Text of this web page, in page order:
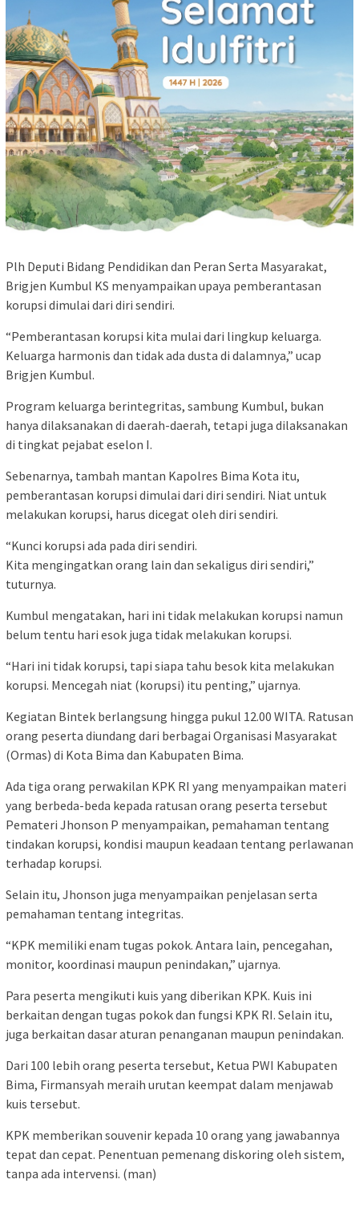
Plh Deputi Bidang Pendidikan dan Peran Serta Masyarakat,
Brigjen Kumbul KS menyampaikan upaya pemberantasan
korupsi dimulai dari diri sendiri.
“Pemberantasan korupsi kita mulai dari lingkup keluarga.
Keluarga harmonis dan tidak ada dusta di dalamnya,” ucap
Brigjen Kumbul.
Program keluarga berintegritas, sambung Kumbul, bukan
hanya dilaksanakan di daerah-daerah, tetapi juga dilaksanakan
di tingkat pejabat eselon I.
Sebenarnya, tambah mantan Kapolres Bima Kota itu,
pemberantasan korupsi dimulai dari diri sendiri. Niat untuk
melakukan korupsi, harus dicegat oleh diri sendiri.
“Kunci korupsi ada pada diri sendiri.
Kita mengingatkan orang lain dan sekaligus diri sendiri,”
tuturnya.
Kumbul mengatakan, hari ini tidak melakukan korupsi namun
belum tentu hari esok juga tidak melakukan korupsi.
“Hari ini tidak korupsi, tapi siapa tahu besok kita melakukan
korupsi. Mencegah niat (korupsi) itu penting,” ujarnya.
Kegiatan Bintek berlangsung hingga pukul 12.00 WITA. Ratusan
orang peserta diundang dari berbagai Organisasi Masyarakat
(Ormas) di Kota Bima dan Kabupaten Bima.
Ada tiga orang perwakilan KPK RI yang menyampaikan materi
yang berbeda-beda kepada ratusan orang peserta tersebut
Pemateri Jhonson P menyampaikan, pemahaman tentang
tindakan korupsi, kondisi maupun keadaan tentang perlawanan
terhadap korupsi.
Selain itu, Jhonson juga menyampaikan penjelasan serta
pemahaman tentang integritas.
“KPK memiliki enam tugas pokok. Antara lain, pencegahan,
monitor, koordinasi maupun penindakan,” ujarnya.
Para peserta mengikuti kuis yang diberikan KPK. Kuis ini
berkaitan dengan tugas pokok dan fungsi KPK RI. Selain itu,
juga berkaitan dasar aturan penanganan maupun penindakan.
Dari 100 lebih orang peserta tersebut, Ketua PWI Kabupaten
Bima, Firmansyah meraih urutan keempat dalam menjawab
kuis tersebut.
KPK memberikan souvenir kepada 10 orang yang jawabannya
tepat dan cepat. Penentuan pemenang diskoring oleh sistem,
tanpa ada intervensi. (man)